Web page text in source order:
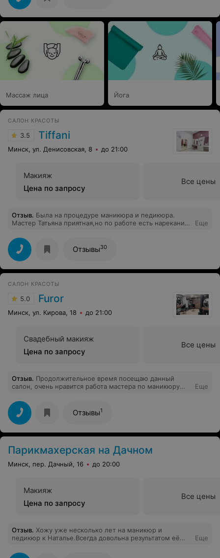
Массаж лица Йога
САЛОН КРАСОТЫ
3.5 Tiffani
Минск, ул. Денисовская, 8 до 21:00
Макияж
Цена по запросу
Все цены
Отзыв. Была на процедуре маникюра и педикюра.
Мастер Татьяна приятная,но по работе есть нарекания.
при маникюре почти все пальцы на руках общипала. Из
плюсов - очень большая палитра оттенков лаков.
Бывала в других салонах,там в конце ногти маслом
мажут или руки кремом. Здесь такого нет.
Еще
Отзывы30
САЛОН КРАСОТЫ
5.0 Furor
Минск, ул. Кирова, 18 до 21:00
Свадебный макияж
Цена по запросу
Все цены
Отзыв. Продолжительное время посещаю данный
салон, очень нравится работа мастера по маникюру
Материалы, которыми выполнена работа,
выдерживают 3 недели. P.S. Здоровья, удачи и
процветания.
Еще
Отзывы1
Парикмахерская на Дачном
Минск, пер. Дачный, 16 до 20:00
Макияж
Цена по запросу
Все цены
Отзыв. Хожу уже несколько лет на маникюр и
педикюр к Наталье.Всегда довольна результатом её
Еще